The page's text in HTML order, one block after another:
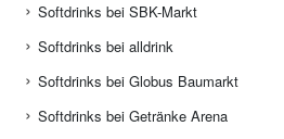
Softdrinks bei SBK-Markt
Softdrinks bei alldrink
Softdrinks bei Globus Baumarkt
Softdrinks bei Getränke Arena